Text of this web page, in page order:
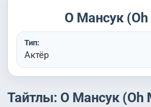
О Мансук (Oh
Тип:
Актёр
Тайтлы: О Мансук (Oh